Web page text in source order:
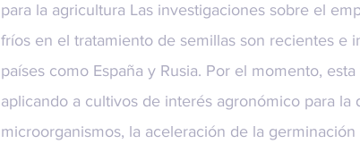
para la agricultura Las investigaciones sobre el
fríos en el tratamiento de semillas son recientes e
países como España y Rusia. Por el momento,
aplicando a cultivos de interés agronómico para la
microorganismos, la aceleración de la